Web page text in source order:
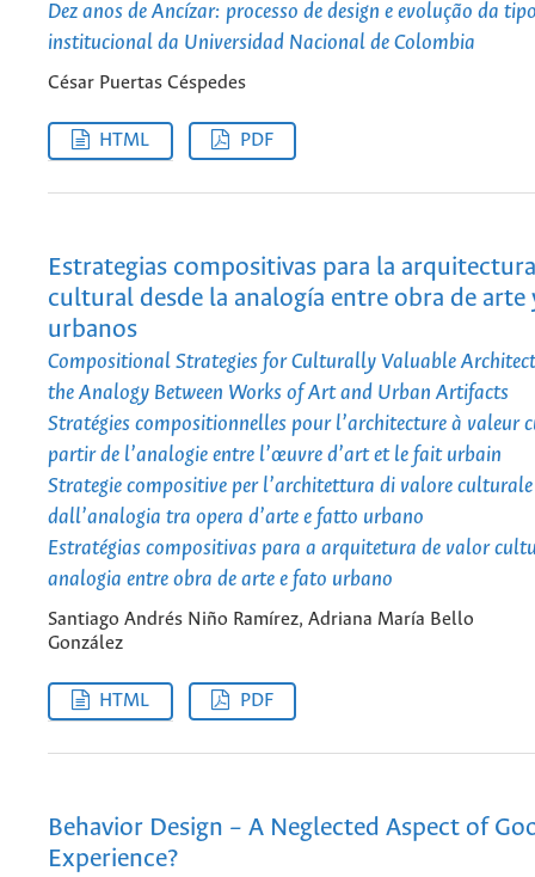
Dez anos de Ancízar: processo de design e evolução da
institucional da Universidad Nacional de Colombia
César Puertas Céspedes
HTML PDF
Estrategias compositivas para la
cultural desde la analogía entre obra de arte
urbanos
Compositional Strategies for Culturally Valuable
the Analogy Between Works of Art and Urban Artifacts
Stratégies compositionnelles pour l’architecture à valeur
partir de l’analogie entre l’œuvre d’art et le fait urbain
Strategie compositive per l’architettura di valore
dall’analogia tra opera d’arte e fatto urbano
Estratégias compositivas para a arquitetura de valor
analogia entre obra de arte e fato urbano
Santiago Andrés Niño Ramírez, Adriana María Bello
González
HTML PDF
Behavior Design – A Neglected Aspect of
Experience?